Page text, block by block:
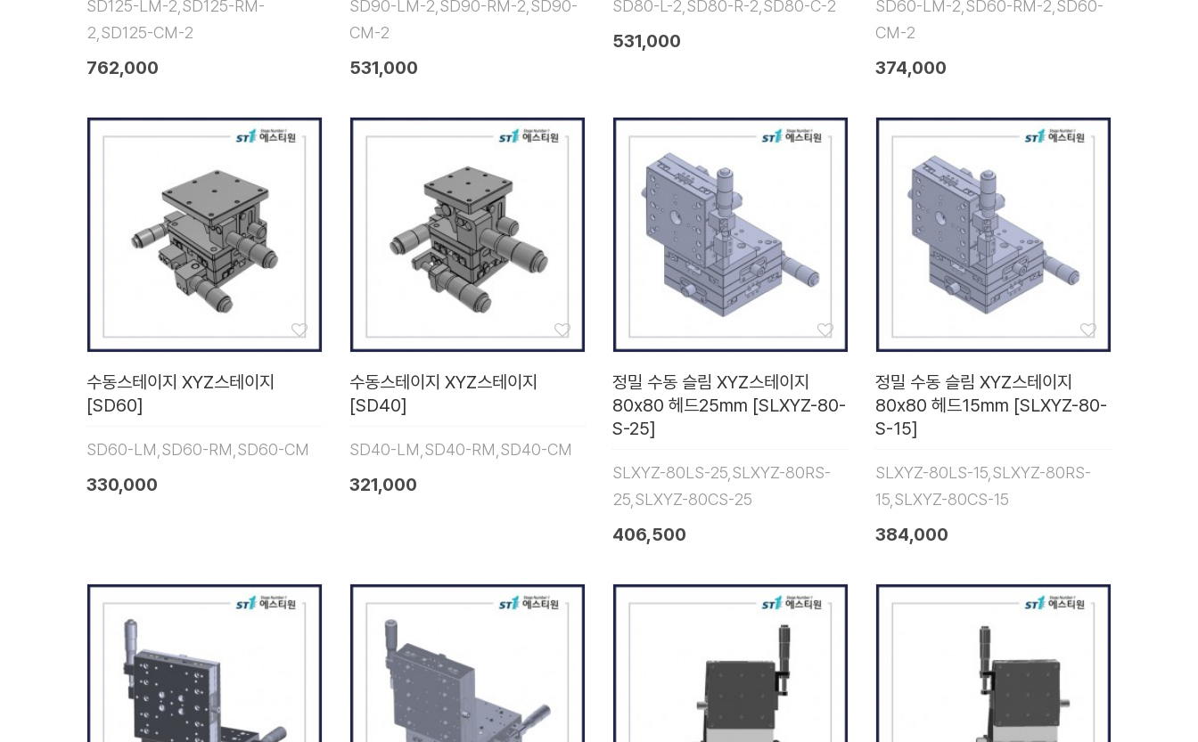
SD125-LM-2,SD125-RM-
2,SD125-CM-2
762,000
SD90-LM-2,SD90-RM-2,SD90-
CM-2
531,000
SD80-L-2,SD80-R-2,SD80-C-2
531,000
SD60-LM-2,SD60-RM-2,SD60-
CM-2
374,000
수동스테이지 XYZ스테이지
[SD60]
SD60-LM,SD60-RM,SD60-CM
330,000
수동스테이지 XYZ스테이지
[SD40]
SD40-LM,SD40-RM,SD40-CM
321,000
정밀 수동 슬림 XYZ스테이지
80x80 헤드25mm [SLXYZ-80-
S-25]
SLXYZ-80LS-25,SLXYZ-80RS-
25,SLXYZ-80CS-25
406,500
정밀 수동 슬림 XYZ스테이지
80x80 헤드15mm [SLXYZ-80-
S-15]
SLXYZ-80LS-15,SLXYZ-80RS-
15,SLXYZ-80CS-15
384,000